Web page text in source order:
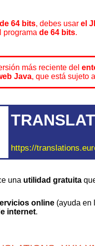
64 bits, debes usar el
programa de 64 bits.
más reciente del
Java, que está sujeto
https://
una utilidad gratuita
online (ayuda en
internet.